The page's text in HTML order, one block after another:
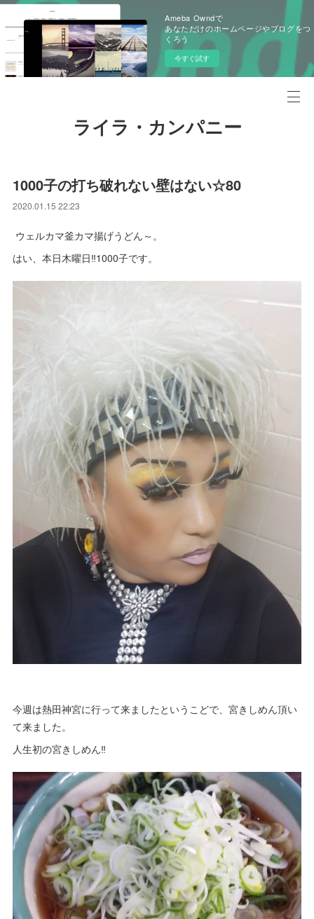
Ameba Owndで
あなただけのホームページやブログをつ
くろう
今すぐ試す
ライラ・カンパニー
1000子の打ち破れない壁はない☆80
2020.01.15 22:23
ウェルカマ釜カマ揚げうどん～。
はい、本日木曜日‼1000子です。
今週は熱田神宮に行って来ましたというこどで、宮きしめん頂い
て来ました。
人生初の宮きしめん‼